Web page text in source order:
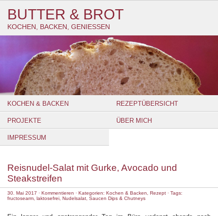
BUTTER & BROT
KOCHEN, BACKEN, GENIESSEN
KOCHEN & BACKEN REZEPTÜBERSICHT
PROJEKTE ÜBER MICH
IMPRESSUM
Reisnudel-Salat mit Gurke, Avocado und
Steakstreifen
30. Mai 2017 · Kommentieren · Kategorien: Kochen & Backen Rezept · Tags:
fructosearm laktosefrei Nudelsalat Saucen Dips & Chutneys